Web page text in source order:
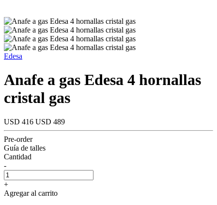
Edesa
Anafe a gas Edesa 4 hornallas
cristal gas
USD 416 USD 489
Pre-order
Guía de talles
Cantidad
-
+
Agregar al carrito